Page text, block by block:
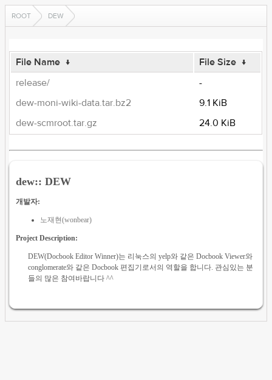
ROOT DEW
File Name ↓ File Size ↓
release/
-
dew-moni-wiki-data.tar.bz2
9.1 KiB
dew-scmroot.tar.gz
24.0 KiB
dew:: DEW
개발자:
노재현(wonbear)
Project Description:
DEW(Docbook Editor Winner)는 리눅스의 yelp와 같은 Docbook Viewer와
conglomerate와 같은 Docbook 편집기로서의 역할을 합니다. 관심있는 분
들의 많은 참여바랍니다 ^^